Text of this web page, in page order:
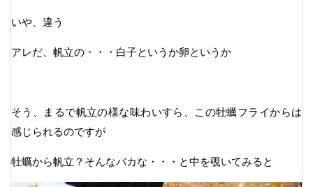
いや、違う
アレだ、帆立の・・・白子というか卵というか
そう、まるで帆立の様な味わいすら、この牡蠣フライからは
感じられるのですが
牡蠣から帆立？そんなバカな・・・と中を覗いてみると